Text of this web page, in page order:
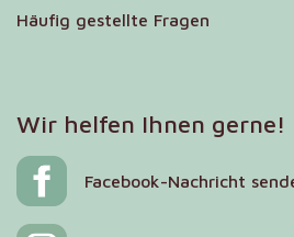
Häufig gestellte Fragen
Wir helfen Ihnen gerne!
Facebook-Nachricht